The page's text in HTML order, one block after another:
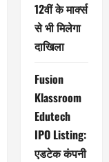
12वीं के मार्क्स
से भी मिलेगा
दाखिला
Fusion
Klassroom
Edutech
IPO Listing:
एडटेक कंपनी